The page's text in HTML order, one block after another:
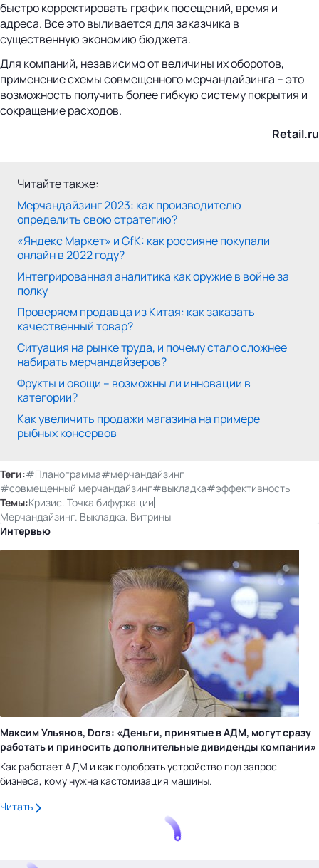
быстро корректировать график посещений, время и
адреса. Все это выливается для заказчика в
существенную экономию бюджета.
Для компаний, независимо от величины их оборотов,
применение схемы совмещенного мерчандайзинга – это
возможность получить более гибкую систему покрытия и
сокращение расходов.
Retail.ru
Читайте также:
Мерчандайзинг 2023: как производителю
определить свою стратегию?
«Яндекс Маркет» и GfK: как россияне покупали
онлайн в 2022 году?
Интегрированная аналитика как оружие в войне за
полку
Проверяем продавца из Китая: как заказать
качественный товар?
Ситуация на рынке труда, и почему стало сложнее
набирать мерчандайзеров?
Фрукты и овощи – возможны ли инновации в
категории?
Как увеличить продажи магазина на примере
рыбных консервов
Теги:#Планограмма#мерчандайзинг
#совмещенный мерчандайзинг#выкладка#эффективность
Темы:Кризис. Точка бифуркации
Мерчандайзинг. Выкладка. Витрины
Интервью
Максим Ульянов, Dors: «Деньги, принятые в АДМ, могут сразу
работать и приносить дополнительные дивиденды компании»
Как работает АДМ и как подобрать устройство под запрос
бизнеса, кому нужна кастомизация машины.
Читать